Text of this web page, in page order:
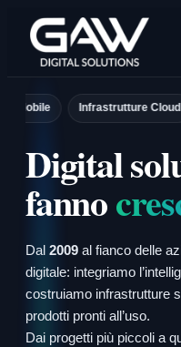
contenuto
Infrastrutture Cloud
Digital
fanno
Dal 2009 al fianco delle
digitale: integriamo
costruiamo infrastrutture
prodotti pronti all’uso.
Dai progetti più piccoli a